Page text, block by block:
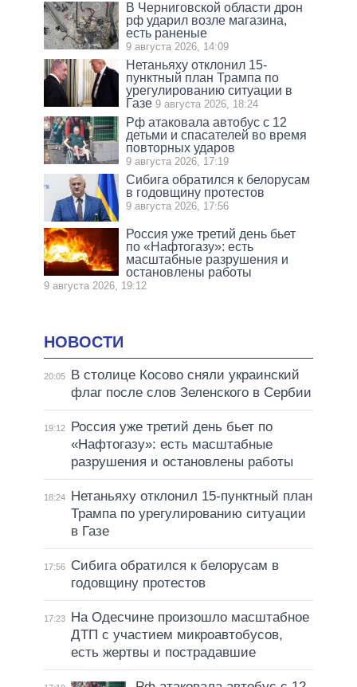
В Черниговской области дрон
рф ударил возле магазина,
есть раненые
9 августа 2026, 14:09
Нетаньяху отклонил 15-
пунктный план Трампа по
урегулированию ситуации в
Газе 9 августа 2026, 18:24
Рф атаковала автобус с 12
детьми и спасателей во время
повторных ударов
9 августа 2026, 17:19
Сибига обратился к белорусам
в годовщину протестов
9 августа 2026, 17:56
Россия уже третий день бьет
по «Нафтогазу»: есть
масштабные разрушения и
остановлены работы
9 августа 2026, 19:12
НОВОСТИ
20:05
В столице Косово сняли украинский
флаг после слов Зеленского в Сербии
19:12
Россия уже третий день бьет по
«Нафтогазу»: есть масштабные
разрушения и остановлены работы
18:24
Нетаньяху отклонил 15-пунктный план
Трампа по урегулированию ситуации
в Газе
17:56
Сибига обратился к белорусам в
годовщину протестов
17:23
На Одесчине произошло масштабное
ДТП с участием микроавтобусов,
есть жертвы и пострадавшие